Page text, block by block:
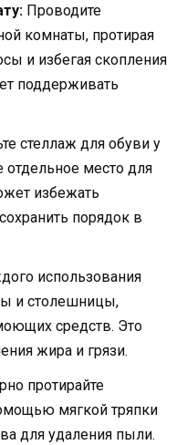
Проводите
комнаты, протирая
и избегая скопления
поддерживать
стеллаж для обуви у
отдельное место для
избежать
порядок в
использования
и столешницы,
средств. Это
жира и грязи.
протирайте
мягкой тряпки
для удаления пыли.